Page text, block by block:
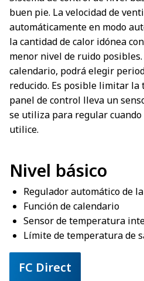
buen pie. La velocidad de
automáticamente en modo
la cantidad de calor idónea
menor nivel de ruido
calendario, podrá elegir
reducido. Es posible limitar la
panel de control lleva un
se utiliza para regular
utilice.
Nivel básico
Regulador automático de
Función de calendario
Sensor de temperatura
Límite de temperatura de
FC Direct